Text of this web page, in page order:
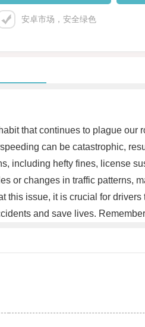
安卓市场，安全绿色
that continues to plague our
can be catastrophic,
including hefty fines, license
or changes in traffic patterns,
issue, it is crucial for
and save lives.